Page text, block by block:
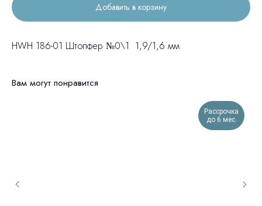
Добавить в корзину
HWH 186-01 Штопфер №0\1 1,9/1,6 мм
Вам могут понравится
Рассрочка
до 6 мес.